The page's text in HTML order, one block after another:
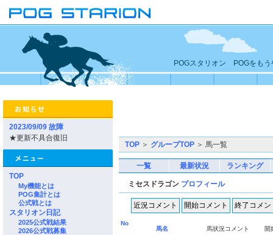
POGスタリオン POGをもう
2023/09/09 故障
★更新不具合復旧
TOP
My機能とは
POG集計とは
公式戦とは
スタリオン日記
2025公式戦結果
2026公式戦募集
TOP ＞ グループTOP ＞ 馬一覧
一覧 最新状況 ランキング
ミセスドラゴン プロフィール
No
馬名
馬状況コメント 開